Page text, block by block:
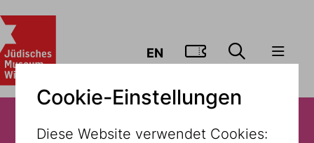
EN ZUM
Cookie-Einstellungen
Diese Website verwendet Cookies: